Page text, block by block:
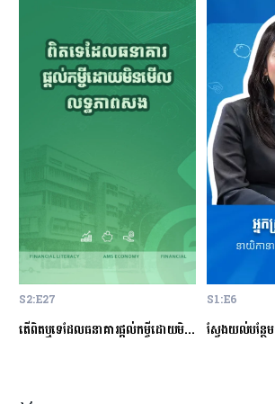
S2:E27
តើពិតឬទេដែលធនាគារផ្ដល់កម្ចីដោយមិនសិក្សាលើលទ្ធភាពសងត្រឡប់?
S1:E6